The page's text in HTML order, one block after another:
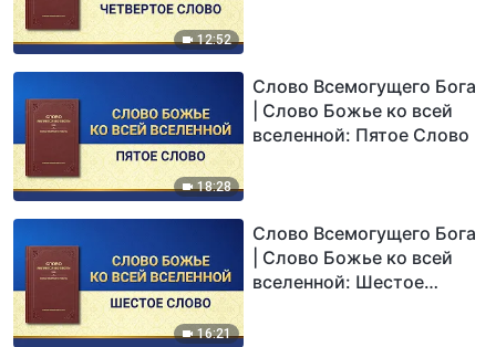
12:52
18:28
Слово Всемогущего Бога
| Слово Божье ко всей
вселенной: Пятое Слово
16:21
Слово Всемогущего Бога
| Слово Божье ко всей
вселенной: Шестое